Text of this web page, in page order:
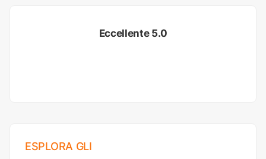
Eccellente 5.0
ESPLORA GLI